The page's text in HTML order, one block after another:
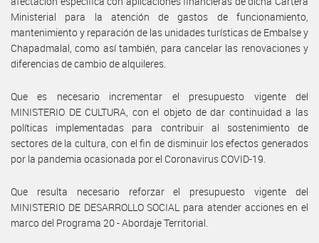
Ministerial para la atención de gastos de funcionamiento,
mantenimiento y reparación de las unidades turísticas de Embalse y
Chapadmalal, como así también, para cancelar las renovaciones y
diferencias de cambio de alquileres.
Que es necesario incrementar el presupuesto vigente del
MINISTERIO DE CULTURA, con el objeto de dar continuidad a las
políticas implementadas para contribuir al sostenimiento de
sectores de la cultura, con el fin de disminuir los efectos generados
por la pandemia ocasionada por el Coronavirus COVID-19.
Que resulta necesario reforzar el presupuesto vigente del
MINISTERIO DE DESARROLLO SOCIAL para atender acciones en el
marco del Programa 20 - Abordaje Territorial.